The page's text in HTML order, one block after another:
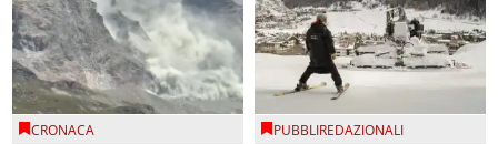
CRONACA PUBBLIREDAZIONALI